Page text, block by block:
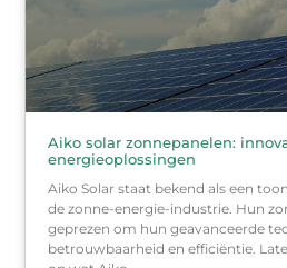
Aiko solar zonnepanelen:
energieoplossingen
Aiko Solar staat bekend als een
de zonne-energie-industrie. Hun
geprezen om hun geavanceerde
betrouwbaarheid en efficiëntie.